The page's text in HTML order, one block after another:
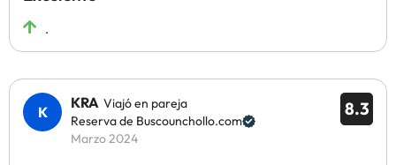
.
8.3
KRA Viajó en pareja
Reserva de Buscounchollo.com
Marzo 2024